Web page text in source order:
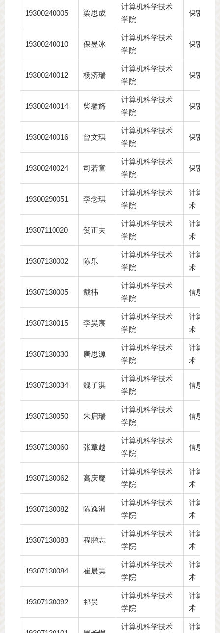
19300240005 梁思成
计算机科学技术
学院
保密管理
19300240010 保昱冰
计算机科学技术
学院
保密管理
19300240012 杨济瑞
计算机科学技术
学院
保密技术
19300240014 柴馨旖
计算机科学技术
学院
保密技术
19300240016 曾文琪
计算机科学技术
学院
保密管理
19300240024 司若童
计算机科学技术
学院
保密技术
19300290051 李念琪
计算机科学技术
学院
计算机科
术
19307110020 贺正夫
计算机科学技术
学院
计算机科
术
19307130002 陈乐
计算机科学技术
学院
计算机科
术
19307130005 戴祎
计算机科学技术
学院
信息安全
19307130015 李昊宸
计算机科学技术
学院
计算机科
术
19307130030 唐思源
计算机科学技术
学院
计算机科
术
19307130034 魏子淇
计算机科学技术
学院
信息安全
19307130050 朱启瑞
计算机科学技术
学院
信息安全
19307130060 张章越
计算机科学技术
学院
信息安全
19307130062 高庆麾
计算机科学技术
学院
计算机科
术
19307130082 陈逸洲
计算机科学技术
学院
计算机科
术
19307130083 程鹏志
计算机科学技术
学院
计算机科
术
19307130084 崔晨昊
计算机科学技术
学院
计算机科
术
19307130092 祁昊
计算机科学技术
学院
计算机科
术
计算机科学技术 计算机科